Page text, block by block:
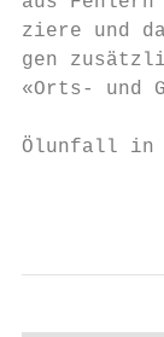
ziere und
gen
«Orts- und
Ölunfall